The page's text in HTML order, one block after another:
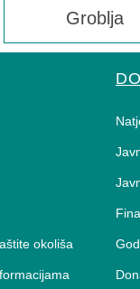
Groblja
okoliša